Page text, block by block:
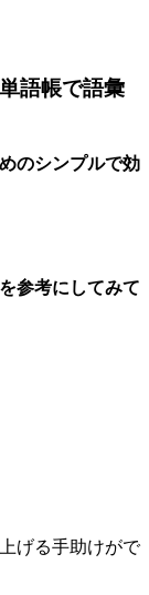
語帳で語彙
のシンプルで効
参考にしてみて
げる手助けがで